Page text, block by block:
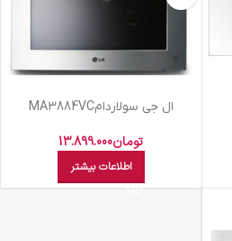
ال جي سولاردامMA3884VC
تومان13.899.000
اطلاعات بیشتر